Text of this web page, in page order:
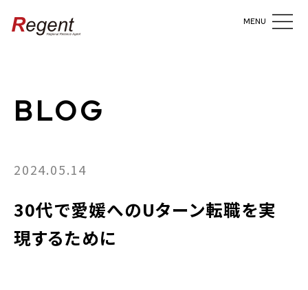
MENU
BLOG
2024.05.14
30代で愛媛へのUターン転職を実
現するために